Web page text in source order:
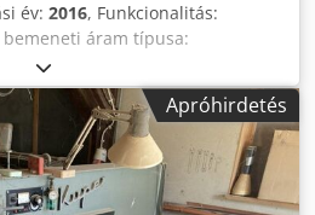
év: 2016, Funkcionalitás:
bemeneti áram típusa:
dobozragasztó gép – 4 vagy 6
os modell) - Kamera a betöltő
ellenőrzésére a
betöltő - Servomotoros
pozicionáló egységek Dcodpfx
- Motoros szállítószalagok -
Apróhirdetés